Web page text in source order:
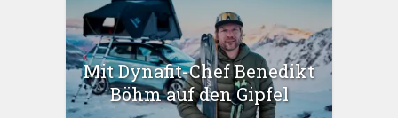
Mit Dynafit-Chef Benedikt
Böhm auf den Gipfel